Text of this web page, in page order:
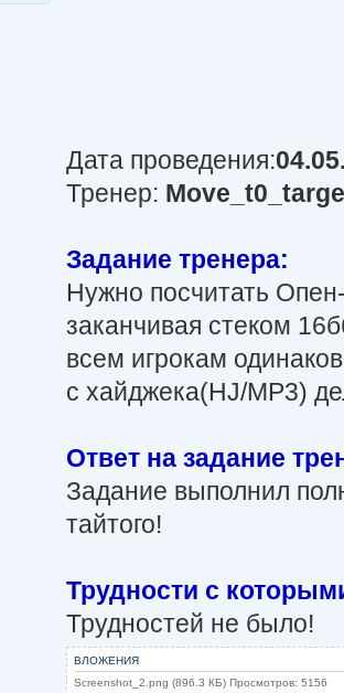
Дата проведения:
Тренер:
Задание тренера:
Нужно посчитать
заканчивая стеком
всем игрокам
с хайджека(HJ/MP3)
Ответ на задание
Задание выполнил
тайтого!
Трудности с
Трудностей не было!
ВЛОЖЕНИЯ
Screenshot_2.png (896.3 КБ) Просмотров: 5156